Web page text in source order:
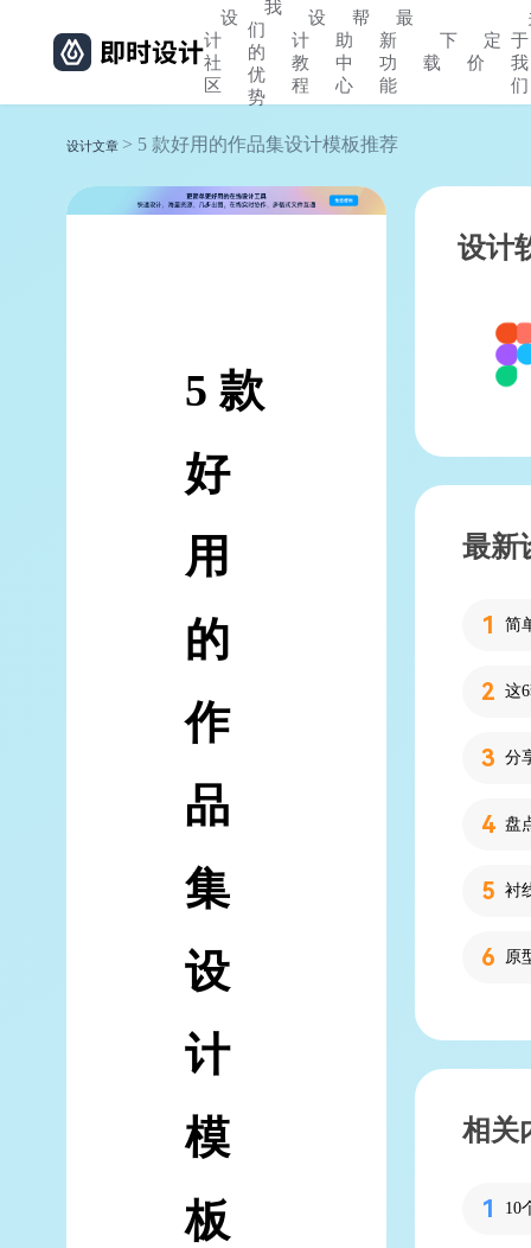
设
计
社
区
我
们
的
优
势
设
计
教
程
帮
助
中
心
最
新
功
能
下
载
定
价
于
我
们
设计文章 > 5 款好用的作品集设计模板推荐
5 款
好
用
的
作
品
集
设
计
模
板
设计
最新
简
分
相关